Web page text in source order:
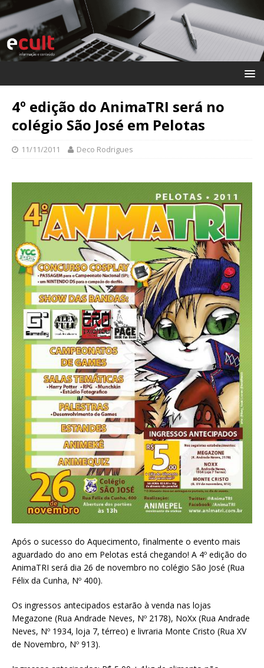
4º edição do AnimaTRI será no
colégio São José em Pelotas
11/11/2011 Deco Rodrigues
Após o sucesso do Aquecimento, finalmente o evento mais
aguardado do ano em Pelotas está chegando! A 4º edição do
AnimaTRI será dia 26 de novembro no colégio São José (Rua
Félix da Cunha, Nº 400).
Os ingressos antecipados estarão à venda nas lojas
Megazone (Rua Andrade Neves, Nº 2178), NoXx (Rua Andrade
Neves, Nº 1934, loja 7, térreo) e livraria Monte Cristo (Rua XV
de Novembro, Nº 913).